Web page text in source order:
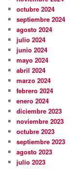
octubre 2024
septiembre 2024
agosto 2024
julio 2024
junio 2024
mayo 2024
abril 2024
marzo 2024
febrero 2024
enero 2024
diciembre 2023
noviembre 2023
octubre 2023
septiembre 2023
agosto 2023
julio 2023